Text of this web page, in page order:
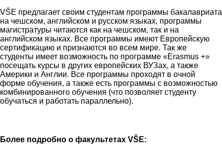
VŠE предлагает своим студентам программы бакалавриата
на чешском, английском и русском языках, программы
магистратуры читаются как на чешском, так и на
английском языках. Все программы имеют Европейскую
сертификацию и признаются во всем мире. Так же
студенты имеет возможность по программе «Erasmus +»
посещать курсы в других европейских ВУЗах, а также
Америки и Англии. Все программы проходят в очной
форме обучения, а также есть программы с возможностью
комбинированного обучения (что позволяет студенту
обучаться и работать параллельно).
Более подробно о факультетах VŠE: